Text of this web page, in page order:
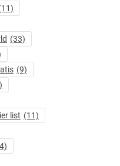
(33)
(9)
list (11)